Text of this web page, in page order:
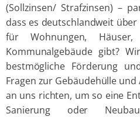
(Sollzinsen/ Strafzinsen) –
dass es deutschlandweit
für Wohnungen, Häuser,
Kommunalgebäude gibt?
bestmögliche Förderung
Fragen zur Gebäudehülle
an uns richten, um so eine
Sanierung oder